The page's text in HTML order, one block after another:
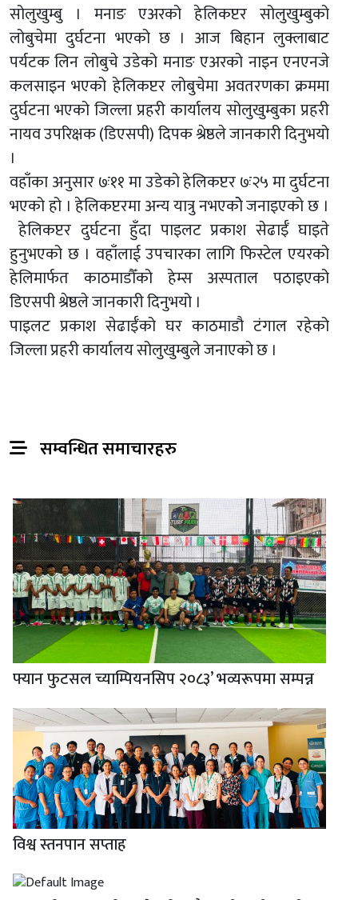
सोलुखुम्बु । मनाङ एअरको हेलिकप्टर सोलुखुम्बुको
लोबुचेमा दुर्घटना भएको छ । आज बिहान लुक्लाबाट
पर्यटक लिन लोबुचे उडेको मनाङ एअरको नाइन एनएनजे
कलसाइन भएको हेलिकप्टर लोबुचेमा अवतरणका क्रममा
दुर्घटना भएको जिल्ला प्रहरी कार्यालय सोलुखुम्बुका प्रहरी
नायव उपरिक्षक (डिएसपी) दिपक श्रेष्ठले जानकारी दिनुभयो
।
वहाँका अनुसार ७ः११ मा उडेको हेलिकप्टर ७ः२५ मा दुर्घटना
भएको हो । हेलिकप्टरमा अन्य यात्रु नभएकोे जनाइएको छ ।
हेलिकप्टर दुर्घटना हुँदा पाइलट प्रकाश सेढाईँ घाइते
हुनुभएको छ । वहाँलाई उपचारका लागि फिस्टेल एयरको
हेलिमार्फत काठमाडौँको हेम्स अस्पताल पठाइएको
डिएसपी श्रेष्ठले जानकारी दिनुभयो ।
पाइलट प्रकाश सेढाईँको घर काठमाडौ टंगाल रहेको
जिल्ला प्रहरी कार्यालय सोलुखुम्बुले जनाएको छ ।
सम्वन्धित समाचारहरु
फ्यान फुटसल च्याम्पियनसिप २०८३’ भव्यरूपमा सम्पन्न
विश्व स्तनपान सप्ताह